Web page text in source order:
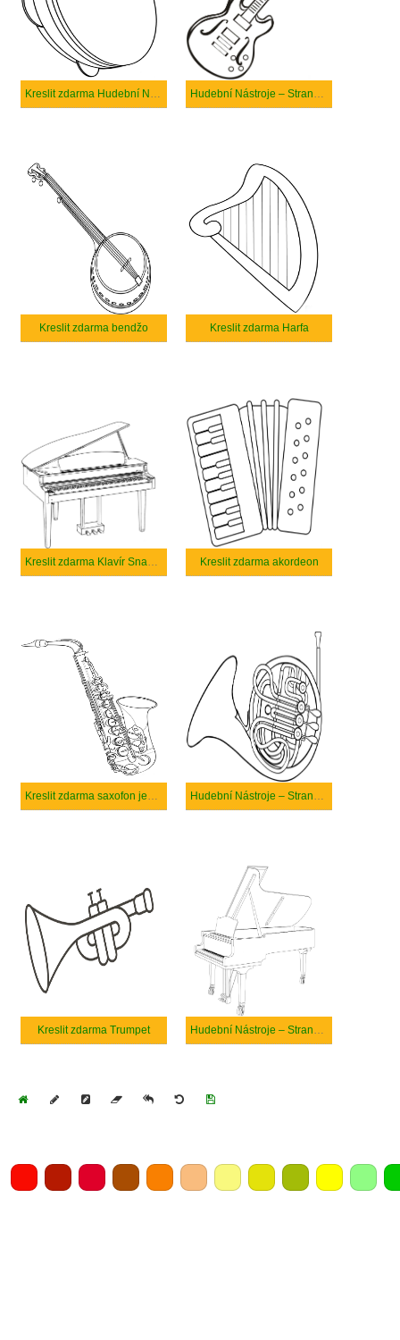
Kreslit zdarma Hudební Nástroje Hudební Nástroje – Strana 13
Kreslit zdarma bendžo Kreslit zdarma Harfa
Kreslit zdarma Klavír Snadný Kreslit zdarma akordeon
Kreslit zdarma saxofon jednoduchý Hudební Nástroje – Strana 14
Kreslit zdarma Trumpet Hudební Nástroje – Strana 16